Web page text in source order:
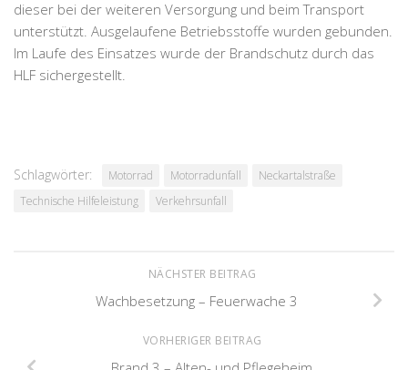
dieser bei der weiteren Versorgung und beim Transport
unterstützt. Ausgelaufene Betriebsstoffe wurden gebunden.
Im Laufe des Einsatzes wurde der Brandschutz durch das
HLF sichergestellt.
Schlagwörter: Motorrad Motorradunfall
Neckartalstraße
Technische Hilfeleistung
Verkehrsunfall
NÄCHSTER BEITRAG
Wachbesetzung – Feuerwache 3
VORHERIGER BEITRAG